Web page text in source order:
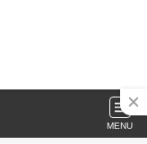
MENU